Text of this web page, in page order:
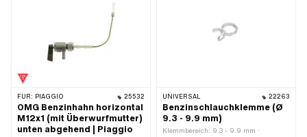
Höhe Reservestand: 65 mm ·
Befestigungsart: Überwurfmutter
FÜR: PIAGGIO 25532
OMG Benzinhahn horizontal
M12x1 (mit Überwurfmutter)
unten abgehend | Piaggio
UNIVERSAL 22263
Benzinschlauchklemme (Ø
9.3 - 9.9 mm)
Klemmbereich: 9.3 - 9.9 mm ·